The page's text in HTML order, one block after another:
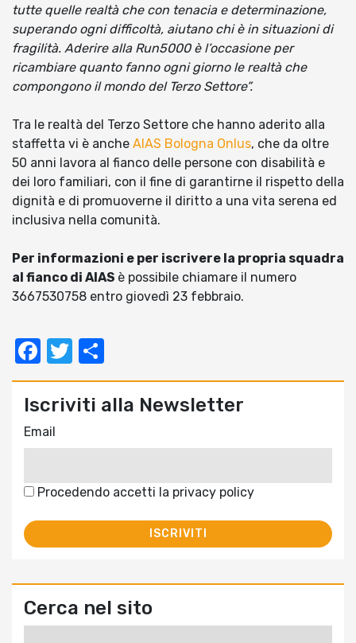
tutte quelle realtà che con tenacia e determinazione,
superando ogni difficoltà, aiutano chi è in situazioni di
fragilità. Aderire alla Run5000 è l’occasione per
ricambiare quanto fanno ogni giorno le realtà che
compongono il mondo del Terzo Settore”.
Tra le realtà del Terzo Settore che hanno aderito alla
staffetta vi è anche AIAS Bologna Onlus, che da oltre
50 anni lavora al fianco delle persone con disabilità e
dei loro familiari, con il fine di garantirne il rispetto della
dignità e di promuoverne il diritto a una vita serena ed
inclusiva nella comunità.
Per informazioni e per iscrivere la propria squadra
al fianco di AIAS è possibile chiamare il numero
3667530758 entro giovedì 23 febbraio.
Facebook
Twitter
Iscriviti alla Newsletter
Email
Procedendo accetti la privacy policy
Cerca nel sito